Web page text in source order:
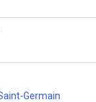
Germain